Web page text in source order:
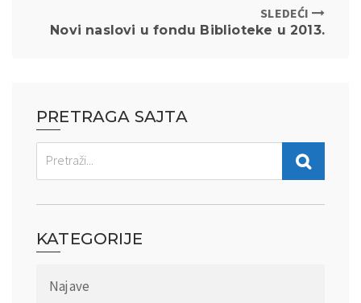
SLEDEĆI
Novi naslovi u fondu Biblioteke u 2013.
PRETRAGA SAJTA
KATEGORIJE
Najave